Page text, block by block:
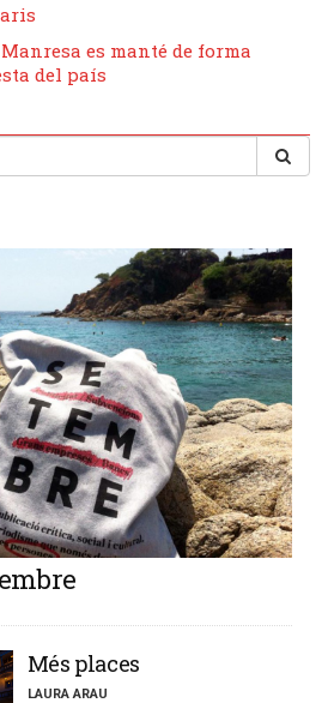
es manté de forma
del país
​Més places
LAURA ARAU